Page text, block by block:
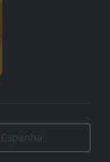
Espanha